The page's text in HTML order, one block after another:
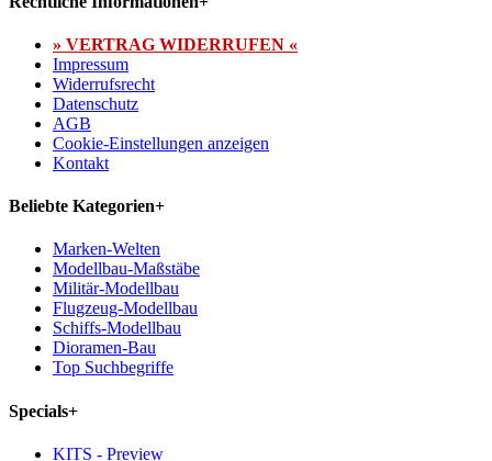
» VERTRAG WIDERRUFEN «
Impressum
Widerrufsrecht
Datenschutz
AGB
Cookie-Einstellungen anzeigen
Kontakt
Beliebte Kategorien+
Marken-Welten
Modellbau-Maßstäbe
Militär-Modellbau
Flugzeug-Modellbau
Schiffs-Modellbau
Dioramen-Bau
Top Suchbegriffe
Specials+
KITS - Preview